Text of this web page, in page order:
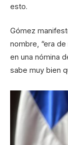
esto.
Gómez
nombre, “era
en una nómina
sabe muy bien